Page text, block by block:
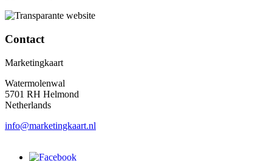
Contact
Marketingkaart
Watermolenwal
5701 RH Helmond
Netherlands
info@marketingkaart.nl